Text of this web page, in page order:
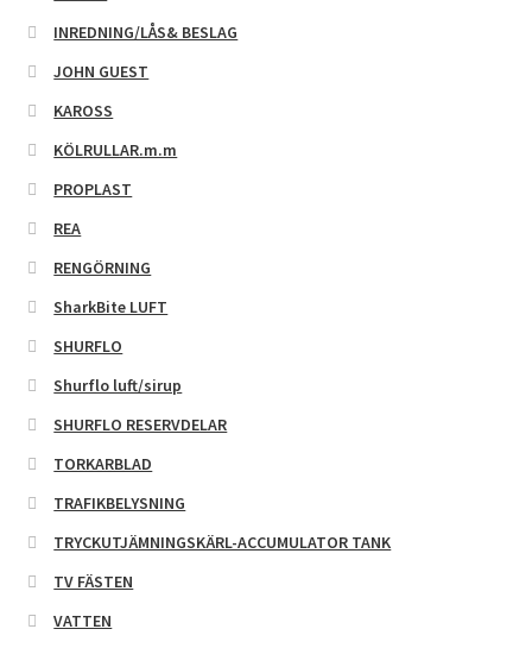
INREDNING/LÅS& BESLAG
JOHN GUEST
KAROSS
KÖLRULLAR.m.m
PROPLAST
REA
RENGÖRNING
SharkBite LUFT
SHURFLO
Shurflo luft/sirup
SHURFLO RESERVDELAR
TORKARBLAD
TRAFIKBELYSNING
TRYCKUTJÄMNINGSKÄRL-ACCUMULATOR TANK
TV FÄSTEN
VATTEN